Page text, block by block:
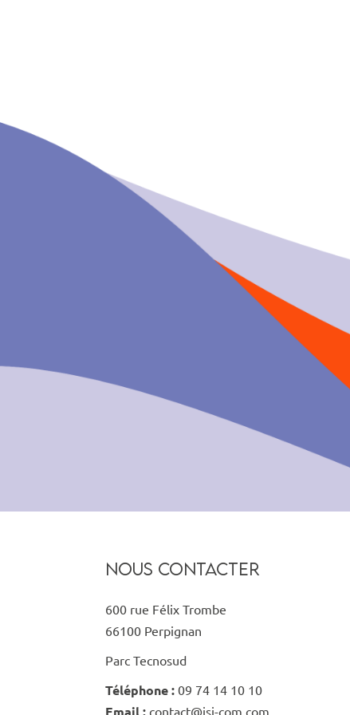
NOUS CONTACTER
600 rue Félix Trombe
66100 Perpignan
Parc Tecnosud
Téléphone : 09 74 14 10 10
Email : contact@isi-com.com